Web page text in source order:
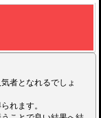
者となれるでしょ
れます。